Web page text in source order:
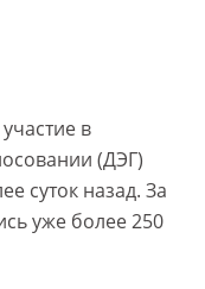
в
(ДЭГ)
суток назад. За
уже более 250